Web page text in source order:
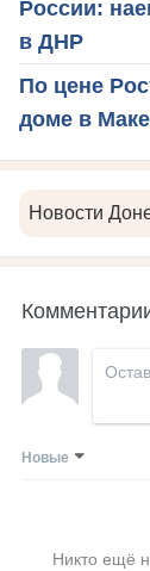
России:
в ДНР
По цене
доме в
Новости
Новые
Никто ещё